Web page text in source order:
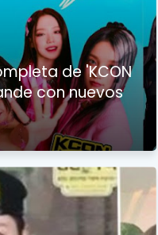
de 'KCON
con nuevos